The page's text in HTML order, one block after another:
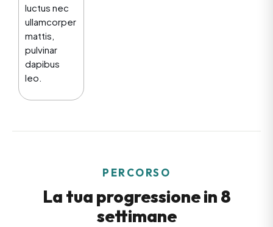
luctus nec
ullamcorper
mattis,
pulvinar
dapibus
leo.
PERCORSO
La tua progressione in 8
settimane